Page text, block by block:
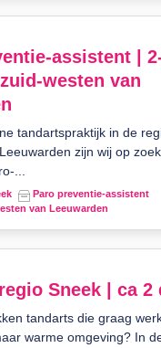
assistent |
westen van
tandartspraktijk in de
zijn wij op
...
Paro preventie-assistent
van Leeuwarden
Sneek | ca 2
tandarts die graag
warme omgeving? In